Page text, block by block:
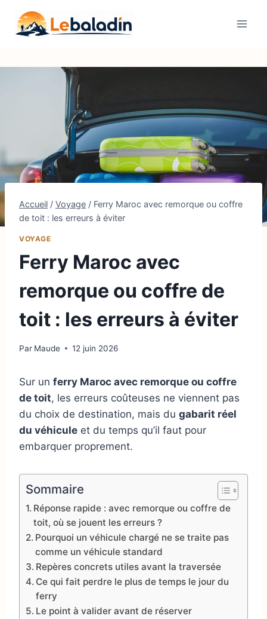
contenu
Accueil / Voyage / Ferry Maroc avec remorque ou coffre
de toit : les erreurs à éviter
VOYAGE
Ferry Maroc avec
remorque ou coffre de
toit : les erreurs à éviter
Par Maude 12 juin 2026
Sur un ferry Maroc avec remorque ou coffre
de toit, les erreurs coûteuses ne viennent pas
du choix de destination, mais du gabarit réel
du véhicule et du temps qu’il faut pour
embarquer proprement.
Sommaire
Réponse rapide : avec remorque ou coffre de
toit, où se jouent les erreurs ?
Pourquoi un véhicule chargé ne se traite pas
comme un véhicule standard
Repères concrets utiles avant la traversée
Ce qui fait perdre le plus de temps le jour du
ferry
Le point à valider avant de réserver